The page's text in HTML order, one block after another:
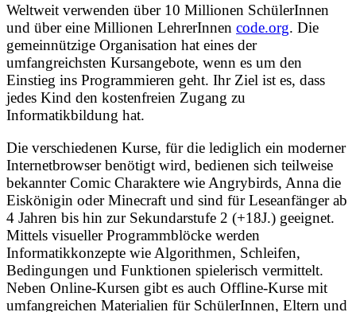
Weltweit verwenden über 10 Millionen SchülerInnen
und über eine Millionen LehrerInnen code.org. Die
gemeinnützige Organisation hat eines der
umfangreichsten Kursangebote, wenn es um den
Einstieg ins Programmieren geht. Ihr Ziel ist es, dass
jedes Kind den kostenfreien Zugang zu
Informatikbildung hat.
Die verschiedenen Kurse, für die lediglich ein moderner
Internetbrowser benötigt wird, bedienen sich teilweise
bekannter Comic Charaktere wie Angrybirds, Anna die
Eiskönigin oder Minecraft und sind für Leseanfänger ab
4 Jahren bis hin zur Sekundarstufe 2 (+18J.) geeignet.
Mittels visueller Programmblöcke werden
Informatikkonzepte wie Algorithmen, Schleifen,
Bedingungen und Funktionen spielerisch vermittelt.
Neben Online-Kursen gibt es auch Offline-Kurse mit
umfangreichen Materialien für SchülerInnen, Eltern und